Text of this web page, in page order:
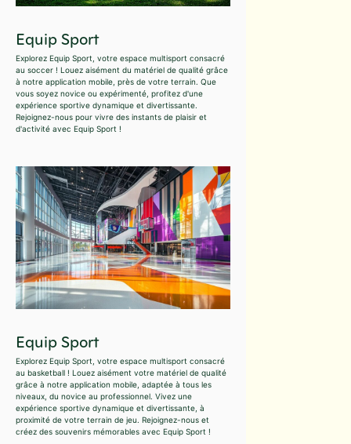
Equip Sport
Explorez Equip Sport, votre espace multisport consacré
au soccer ! Louez aisément du matériel de qualité grâce
à notre application mobile, près de votre terrain. Que
vous soyez novice ou expérimenté, profitez d'une
expérience sportive dynamique et divertissante.
Rejoignez-nous pour vivre des instants de plaisir et
d'activité avec Equip Sport !
Equip Sport
Explorez Equip Sport, votre espace multisport consacré
au basketball ! Louez aisément votre matériel de qualité
grâce à notre application mobile, adaptée à tous les
niveaux, du novice au professionnel. Vivez une
expérience sportive dynamique et divertissante, à
proximité de votre terrain de jeu. Rejoignez-nous et
créez des souvenirs mémorables avec Equip Sport !